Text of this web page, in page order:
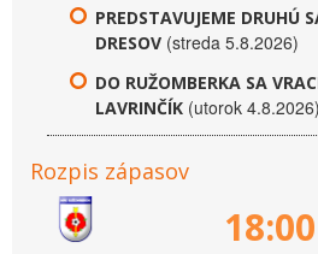
PREDSTAVUJEME DRUHÚ
DRESOV (streda 5.8.2026)
DO RUŽOMBERKA SA
LAVRINČÍK (utorok 4.8.2026)
Rozpis zápasov
18:00